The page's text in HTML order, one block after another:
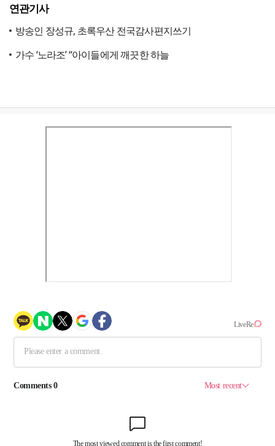
연관기사
방송인 장성규, 초록우산 전국감사편지쓰기
가수 ‘노라조’ “아이들에게 깨끗한 하늘